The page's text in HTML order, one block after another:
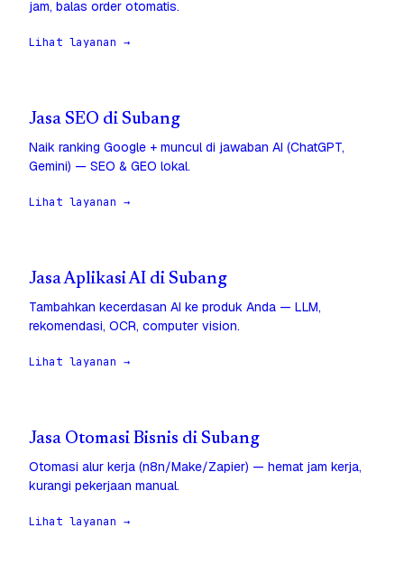
jam, balas order otomatis.
Lihat layanan →
Jasa SEO di Subang
Naik ranking Google + muncul di jawaban AI (ChatGPT,
Gemini) — SEO & GEO lokal.
Lihat layanan →
Jasa Aplikasi AI di Subang
Tambahkan kecerdasan AI ke produk Anda — LLM,
rekomendasi, OCR, computer vision.
Lihat layanan →
Jasa Otomasi Bisnis di Subang
Otomasi alur kerja (n8n/Make/Zapier) — hemat jam kerja,
kurangi pekerjaan manual.
Lihat layanan →